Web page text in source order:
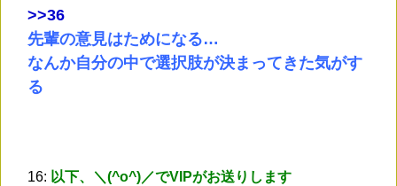
>>36
先輩の意見はためになる…
なんか自分の中で選択肢が決まってきた気がす
る
16: 以下、＼(^o^)／でVIPがお送りします